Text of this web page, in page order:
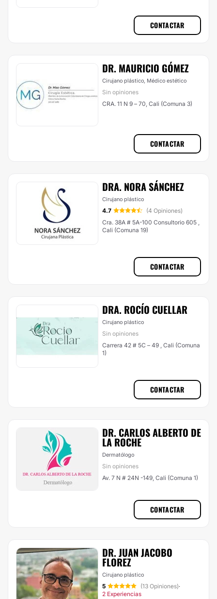
CONTACTAR
DR. MAURICIO GÓMEZ
Cirujano plástico, Médico estético
Sin opiniones
CRA. 11 N 9 – 70, Cali (Comuna 3)
CONTACTAR
DRA. NORA SÁNCHEZ
Cirujano plástico
4.7
(4 Opiniones)
Cra. 38A # 5A-100 Consultorio 605 ,
Cali (Comuna 19)
CONTACTAR
DRA. ROCÍO CUELLAR
Cirujano plástico
Sin opiniones
Carrera 42 # 5C – 49 , Cali (Comuna
1)
CONTACTAR
DR. CARLOS ALBERTO DE
LA ROCHE
Dermatólogo
Sin opiniones
Av. 7 N # 24N -149, Cali (Comuna 1)
CONTACTAR
DR. JUAN JACOBO
FLOREZ
Cirujano plástico
5 (13 Opiniones)·
2 Experiencias